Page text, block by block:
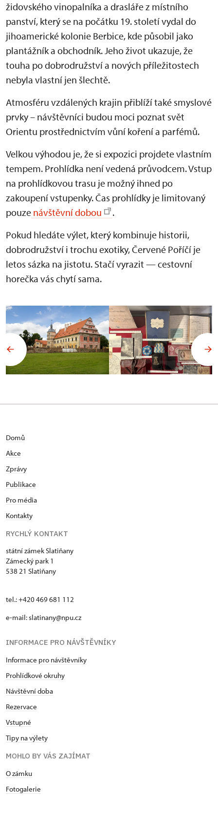
židovského vinopalníka a drasláře z místního
panství, který se na počátku 19. století vydal do
jihoamerické kolonie Berbice, kde působil jako
plantážník a obchodník. Jeho život ukazuje, že
touha po dobrodružství a nových příležitostech
nebyla vlastní jen šlechtě.
Atmosféru vzdálených krajin přiblíží také smyslové
prvky – návštěvníci budou moci poznat svět
Orientu prostřednictvím vůní koření a parfémů.
Velkou výhodou je, že si expozici projdete vlastním
tempem. Prohlídka není vedená průvodcem. Vstup
na prohlídkovou trasu je možný ihned po
zakoupení vstupenky. Čas prohlídky je limitovaný
pouze návštěvní dobou
.
Pokud hledáte výlet, který kombinuje historii,
dobrodružství i trochu exotiky, Červené Poříčí je
letos sázka na jistotu. Stačí vyrazit — cestovní
horečka vás chytí sama.
Domů
Akce
Zprávy
Publikace
Pro média
Kontakty
RYCHLÝ KONTAKT
státní zámek Slatiňany
Zámecký park 1
538 21 Slatiňany
tel.: +420 469 681 112
e-mail: slatinany@npu.cz
INFORMACE PRO NÁVŠTĚVNÍKY
Informace pro návštěvníky
Prohlídkové okruhy
Návštěvní doba
Rezervace
Vstupné
Tipy na výlety
MOHLO BY VÁS ZAJÍMAT
O zámku
Fotogalerie